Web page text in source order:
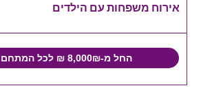
אירוח משפחות עם הילדים
החל מ-8,000₪ ₪ לכל המתחם ללילה